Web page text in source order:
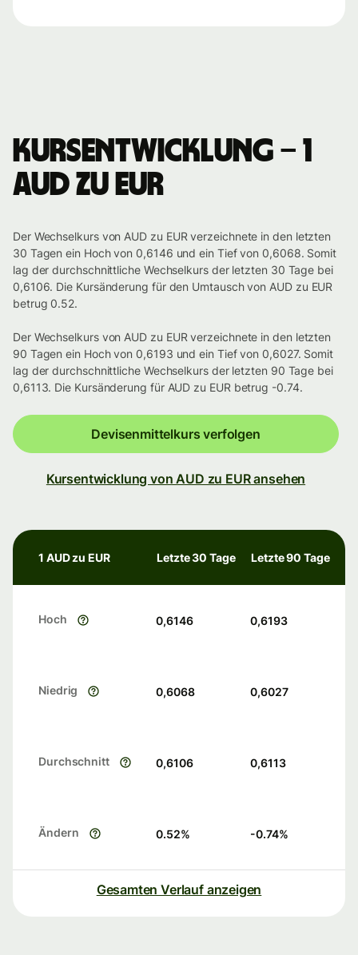
Kursentwicklung – 1
AUD zu EUR
Der Wechselkurs von AUD zu EUR verzeichnete in den letzten
30 Tagen ein Hoch von 0,6146 und ein Tief von 0,6068. Somit
lag der durchschnittliche Wechselkurs der letzten 30 Tage bei
0,6106. Die Kursänderung für den Umtausch von AUD zu EUR
betrug 0.52.
Der Wechselkurs von AUD zu EUR verzeichnete in den letzten
90 Tagen ein Hoch von 0,6193 und ein Tief von 0,6027. Somit
lag der durchschnittliche Wechselkurs der letzten 90 Tage bei
0,6113. Die Kursänderung für AUD zu EUR betrug -0.74.
Devisenmittelkurs verfolgen
Kursentwicklung von AUD zu EUR ansehen
1 AUD zu EUR Letzte 30 Tage Letzte 90 Tage
Hoch 0,6146 0,6193
Niedrig 0,6068 0,6027
Durchschnitt 0,6106 0,6113
Ändern 0.52% -0.74%
Gesamten Verlauf anzeigen